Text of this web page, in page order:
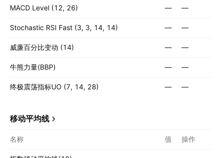
MACD Level (12, 26) — —
Stochastic RSI Fast (3, 3, 14, 14) — —
威廉百分比变动 (14) — —
牛熊力量(BBP) — —
终极震荡指标UO (7, 14, 28) — —
移动平均线
名称 值 操作